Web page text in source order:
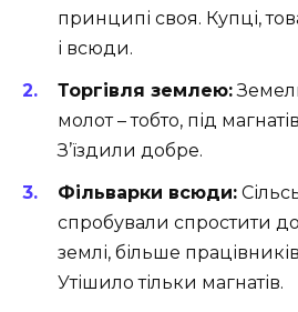
принципі своя. Купці,
і всюди.
Торгівля землею:
молот – тобто, під
З’їздили добре.
Фільварки всюди:
спробували спростити
землі, більше
Утішило тільки магнатів.